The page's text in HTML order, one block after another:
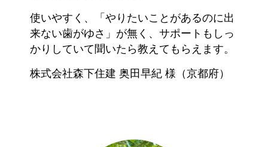
使いやすく、「やりたいことがあるのに出
来ない歯がゆさ」が無く、サポートもしっ
かりしていて聞いたら教えてもらえます。
株式会社森下住建 奥田早紀 様（京都府）